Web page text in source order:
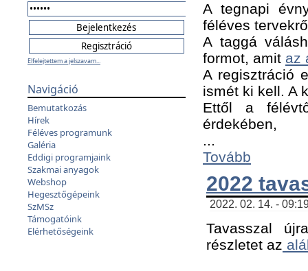
Elfelejtettem a jelszavam...
Navigáció
Bemutatkozás
Hírek
Féléves programunk
Galéria
Eddigi programjaink
Szakmai anyagok
Webshop
Hegesztőgépeink
SzMSz
Támogatóink
Elérhetőségeink
A tegnapi
féléves
A taggá
formot, amit az
A regisztráció
ismét ki kell. A
Ettől a
érdekében,
...
Tovább
2022
2022. 02. 14. -
Tavasszal
részletet az